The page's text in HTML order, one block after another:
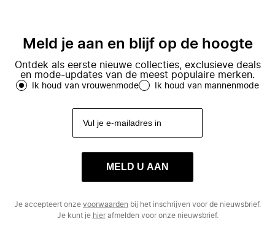
Meld je aan en blijf op de hoogte
Ontdek als eerste nieuwe collecties, exclusieve deals
en mode-updates van de meest populaire merken.
Ik houd van vrouwenmode Ik houd van mannenmode
MELD U AAN
Je accepteert onze voorwaarden bij het inschrijven voor de nieuwsbrief.
Je kunt je hierafmelden voor onze nieuwsbrief.